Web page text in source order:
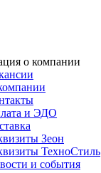
о компании
и ЭДО
Зеон
ТехноСтиль
и события